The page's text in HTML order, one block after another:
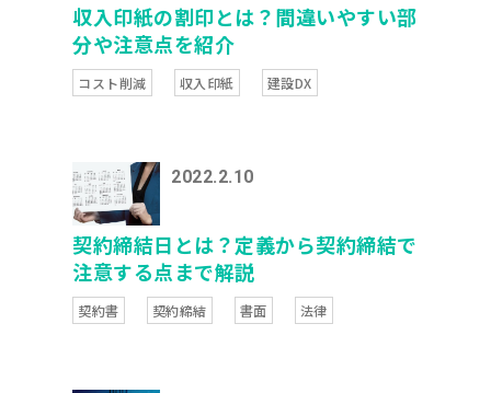
収入印紙の割印とは？間違いやすい部
分や注意点を紹介
コスト削減 収入印紙 建設DX
2022.2.10
契約締結日とは？定義から契約締結で
注意する点まで解説
契約書 契約締結 書面 法律